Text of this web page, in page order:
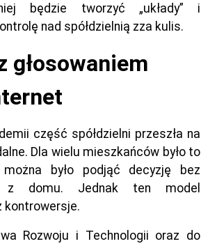
będzie tworzyć „układy” i
nad spółdzielnią zza kulis.
głosowaniem
część spółdzielni przeszła na
Dla wielu mieszkańców było to
było podjąć decyzję bez
z domu. Jednak ten model
kontrowersje.
Rozwoju i Technologii oraz do